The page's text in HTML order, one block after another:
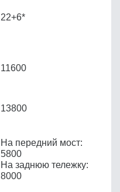
22+6*
11600
13800
На передний мост:
5800
На заднюю тележку:
8000